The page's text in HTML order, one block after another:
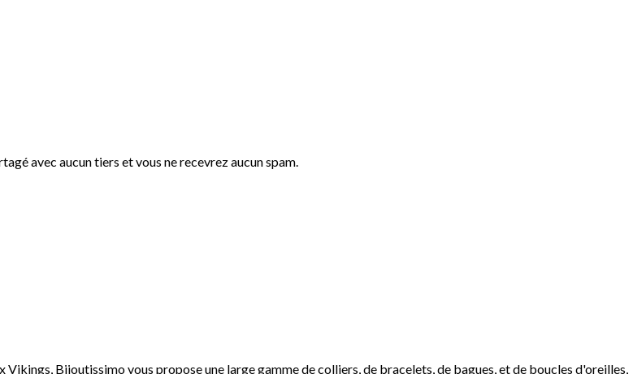
avec aucun tiers et vous ne recevrez aucun spam.
Bijoutissimo vous propose une large gamme de colliers, de bracelets, de bagues, et de boucles d'oreilles,